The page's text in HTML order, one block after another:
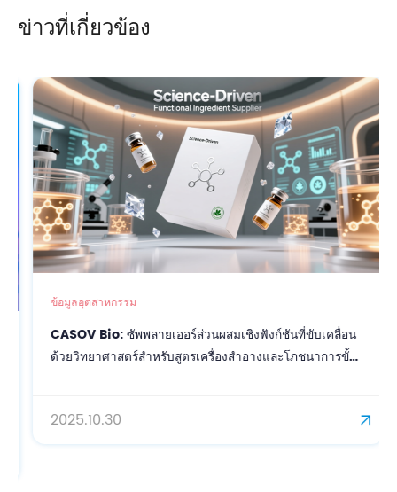
และอาหารเสริม
ข่าวที่เกี่ยวข้อง
ข้อมูลอุตสาหกรรม
CASOV Bio: ซัพพลายเออร์ส่วนผสมเชิงฟังก์ชันที่ขับเคลื่อน
ด้วยวิทยาศาสตร์สำหรับสูตรเครื่องสำอางและโภชนาการขั้น
2025.10.30